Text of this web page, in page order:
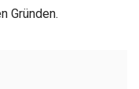
Gründen.